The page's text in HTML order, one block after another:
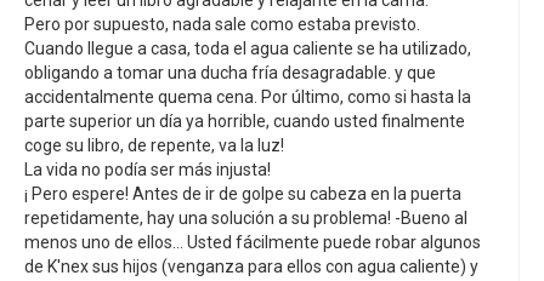
Pero por supuesto, nada sale como estaba previsto.
Cuando llegue a casa, toda el agua caliente se ha utilizado,
obligando a tomar una ducha fría desagradable. y que
accidentalmente quema cena. Por último, como si hasta la
parte superior un día ya horrible, cuando usted finalmente
coge su libro, de repente, va la luz!
La vida no podía ser más injusta!
¡ Pero espere! Antes de ir de golpe su cabeza en la puerta
repetidamente, hay una solución a su problema! -Bueno al
menos uno de ellos... Usted fácilmente puede robar algunos
de K'nex sus hijos (venganza para ellos con agua caliente) y